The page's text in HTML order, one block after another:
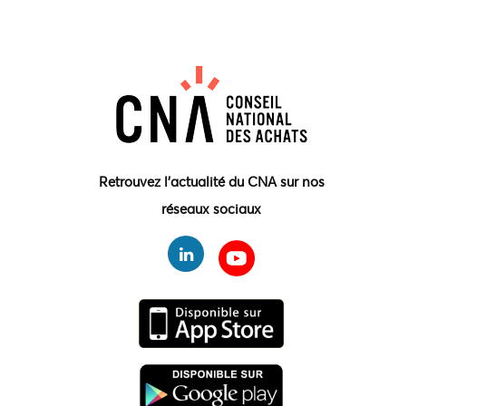
Retrouvez l'actualité du CNA sur nos
réseaux sociaux